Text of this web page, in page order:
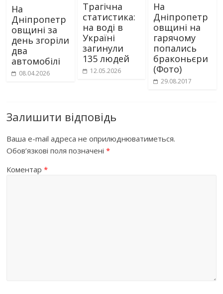
На
Дніпропетр
овщині за
день згоріли
два
автомобілі
08.04.2026
Трагічна
статистика:
на воді в
Україні
загинули
135 людей
12.05.2026
На
Дніпропетр
овщині на
гарячому
попались
браконьєри
(Фото)
29.08.2017
Залишити відповідь
Ваша e-mail адреса не оприлюднюватиметься.
Обов’язкові поля позначені*
Коментар*